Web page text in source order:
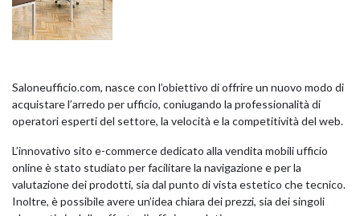
KOROS –
Saloneufficio.com, nasce con l’obiettivo di offrire un nuovo modo di
acquistare l’arredo per ufficio, coniugando la professionalità di
operatori esperti del settore, la velocità e la competitività del web.
L’innovativo sito e-commerce dedicato alla vendita mobili ufficio
online è stato studiato per facilitare la navigazione e per la
valutazione dei prodotti, sia dal punto di vista estetico che tecnico.
Inoltre, è possibile avere un’idea chiara dei prezzi, sia dei singoli